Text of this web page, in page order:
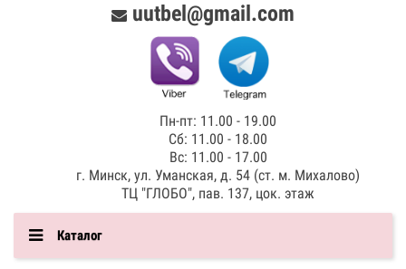
uutbel@gmail.com
Пн-пт: 11.00 - 19.00
Сб: 11.00 - 18.00
Вс: 11.00 - 17.00
г. Минск, ул. Уманская, д. 54 (ст. м. Михалово)
ТЦ "ГЛОБО", пав. 137, цок. этаж
Каталог